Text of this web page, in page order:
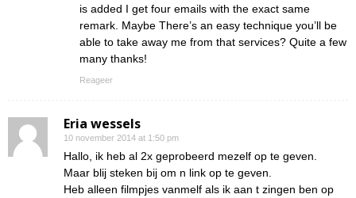
is added I get four emails with the exact same
remark. Maybe There’s an easy technique you’ll be
able to take away me from that services? Quite a few
many thanks!
Reageer
Eria wessels
10 november 2014 at 1:50 pm
Hallo, ik heb al 2x geprobeerd mezelf op te geven.
Maar blij steken bij om n link op te geven.
Heb alleen filmpjes vanmelf als ik aan t zingen ben op